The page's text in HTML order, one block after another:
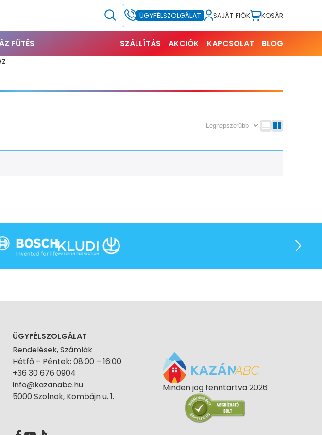
ÜGYFÉLSZOLGÁLAT SAJÁT FIÓK KOSÁR
FŰTÉS SZÁLLÍTÁS AKCIÓK KAPCSOLAT
BLOG
ÜGYFÉLSZOLGÁLAT
Rendelések, Számlák
Hétfő – Péntek: 08:00 – 16:00
+36 30 676 0904
info@kazanabc.hu
5000 Szolnok, Kombájn u. 1.
Minden jog fenntartva 2026